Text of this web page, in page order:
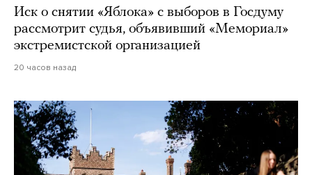
Иск о снятии «Яблока» с выборов в Госдуму
рассмотрит судья, объявивший «Мемориал»
экстремистской организацией
20 часов назад